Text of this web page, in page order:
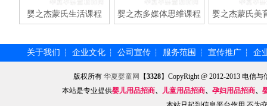
婴之杰蒙氏生活课程 婴之杰多媒体思维课程 婴之杰蒙氏美
关于我们 ┆ 企业文化 ┆ 公司宣传 ┆ 服务范围 ┆ 宣传推广 ┆ 企
版权所有华夏婴童网 【3328】CopyRight @ 2012-2013 电信
本站是专业提供婴儿用品招商、 儿童用品招商、 孕妇用品招商、